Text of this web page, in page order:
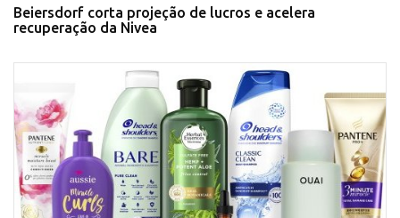
Beiersdorf corta projeção de lucros e acelera
recuperação da Nivea